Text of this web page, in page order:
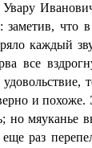
Увару
заметив, что
каждый
все
и похоже.
но мяуканье
раз